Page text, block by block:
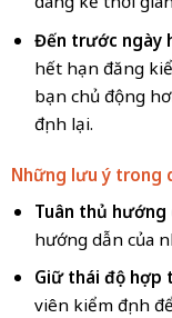
Đến trước ngày
hết hạn đăng
bạn chủ động
định lại.
Những lưu ý trong
Tuân thủ hướng
hướng dẫn của
Giữ thái độ hợp
viên kiểm định